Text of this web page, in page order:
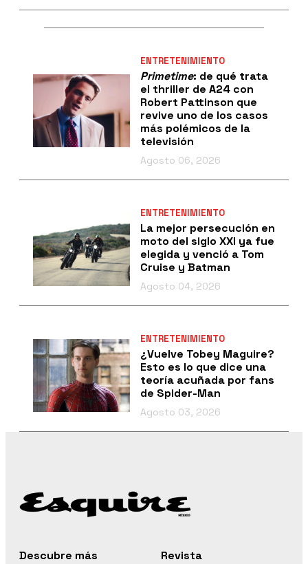
ENTRETENIMIENTO
Primetime: de qué trata
el thriller de A24 con
Robert Pattinson que
revive uno de los casos
más polémicos de la
televisión
Agosto 06, 2026
ENTRETENIMIENTO
La mejor persecución en
moto del siglo XXI ya fue
elegida y venció a Tom
Cruise y Batman
Agosto 04, 2026
ENTRETENIMIENTO
¿Vuelve Tobey Maguire?
Esto es lo que dice una
teoría acuñada por fans
de Spider-Man
Agosto 03, 2026
Descubre más
Revista